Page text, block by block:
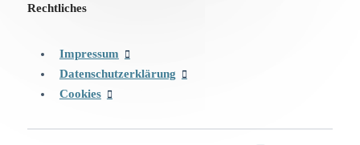
Rechtliches
Impressum
Datenschutzerklärung
Cookies